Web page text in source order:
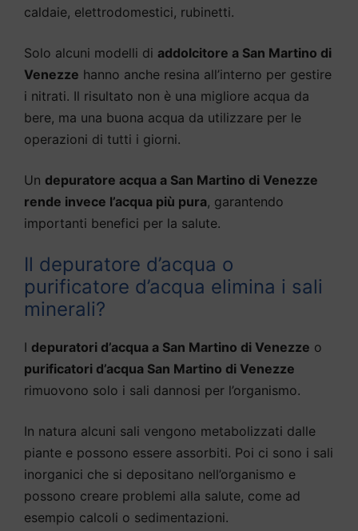
caldaie, elettrodomestici, rubinetti.
Solo alcuni modelli di addolcitore a San Martino di
Venezze hanno anche resina all’interno per gestire
i nitrati. Il risultato non è una migliore acqua da
bere, ma una buona acqua da utilizzare per le
operazioni di tutti i giorni.
Un depuratore acqua a San Martino di Venezze
rende invece l’acqua più pura, garantendo
importanti benefici per la salute.
Il depuratore d’acqua o
purificatore d’acqua elimina i sali
minerali?
I depuratori d’acqua a San Martino di Venezze o
purificatori d’acqua San Martino di Venezze
rimuovono solo i sali dannosi per l’organismo.
In natura alcuni sali vengono metabolizzati dalle
piante e possono essere assorbiti. Poi ci sono i sali
inorganici che si depositano nell’organismo e
possono creare problemi alla salute, come ad
esempio calcoli o sedimentazioni.